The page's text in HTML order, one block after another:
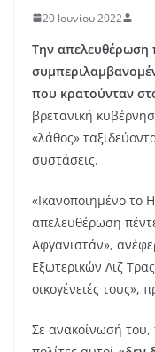
20 Ιουνίου 2022
Την απελευθέρωση
που κρατούνταν
βρετανική
«λάθος»
συστάσεις.
«Ικανοποιημένο το
απελευθέρωση
Αφγανιστάν»,
Εξωτερικών Λιζ
οικογένειές τους»,
Σε ανακοίνωσή του,